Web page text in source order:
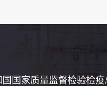
国家质量监督检验检